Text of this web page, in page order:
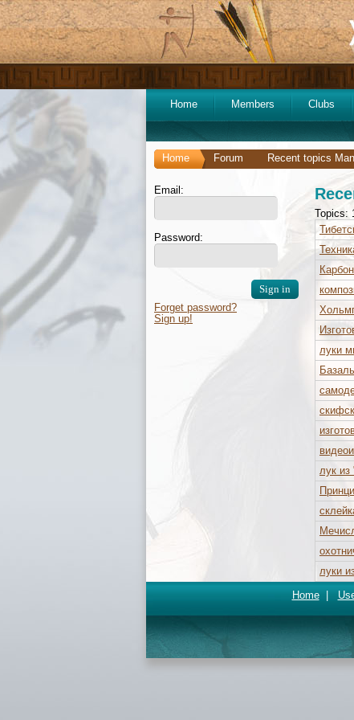
Home Members Clubs
Home Forum Recent topics
Email:
Password:
Forget password?
Sign up!
Topics:
луки
лук из
луки
Home|